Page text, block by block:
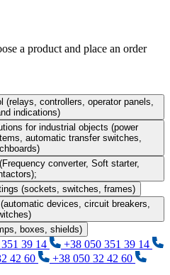
a product and place an order
(relays, controllers, operator panels,
indications)
for industrial objects (power
automatic transfer switches,
converter, Soft starter,
(sockets, switches, frames)
devices, circuit breakers,
boxes, shields)
39 14
+38 050 351 39 14
42 60
+38 050 32 42 60